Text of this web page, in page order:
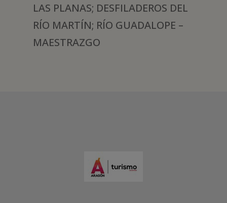
LAS PLANAS; DESFILADEROS DEL
RÍO MARTÍN; RÍO GUADALOPE –
MAESTRAZGO